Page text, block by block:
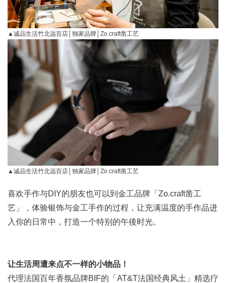
▲诚品生活竹北远百店│独家品牌│Zo.craft凿工艺
▲诚品生活竹北远百店│独家品牌│Zo.craft凿工艺
喜欢手作与DIY的朋友也可以到金工品牌「Zo.craft凿工
艺」，体验银饰与金工手作的过程，让充满温度的手作品进
入你的日常中，打造一个特别的午後时光。
让生活周遭来点不一样的小物品！
代理法国百年香氛品牌BIF的「AT&T法国经典风土」精选疗